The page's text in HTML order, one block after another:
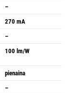
–
270 mA
–
100 lm/W
pienaina
–